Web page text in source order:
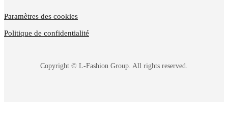
Copyright © L-Fashion Group. All rights reserved.
Paramètres des cookies
Politique de confidentialité